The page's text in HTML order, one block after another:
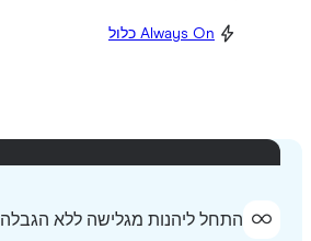
Always On כלול
התחל ליהנות מגלישה ללא הגבלה